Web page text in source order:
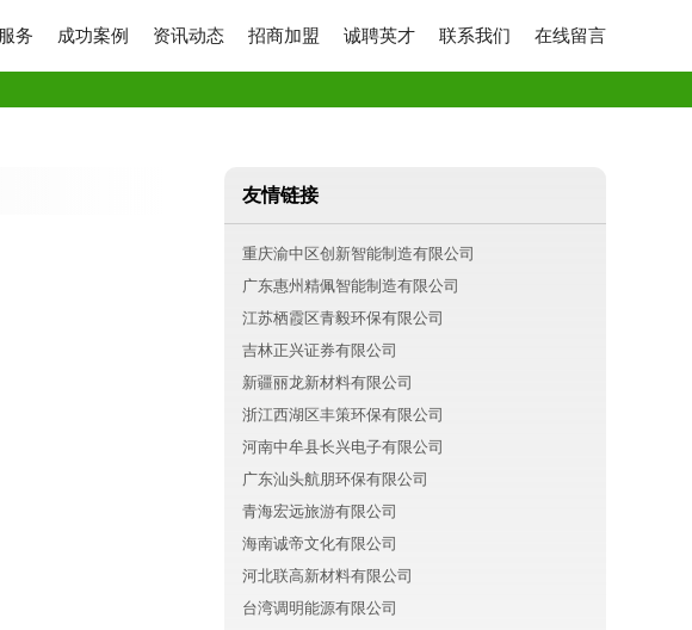
务 成功案例 资讯动态 招商加盟 诚聘英才 联系我们 在线留言
友情链接
重庆渝中区创新智能制造有限公司
广东惠州精佩智能制造有限公司
江苏栖霞区青毅环保有限公司
吉林正兴证券有限公司
新疆丽龙新材料有限公司
浙江西湖区丰策环保有限公司
河南中牟县长兴电子有限公司
广东汕头航朋环保有限公司
青海宏远旅游有限公司
海南诚帝文化有限公司
河北联高新材料有限公司
台湾调明能源有限公司